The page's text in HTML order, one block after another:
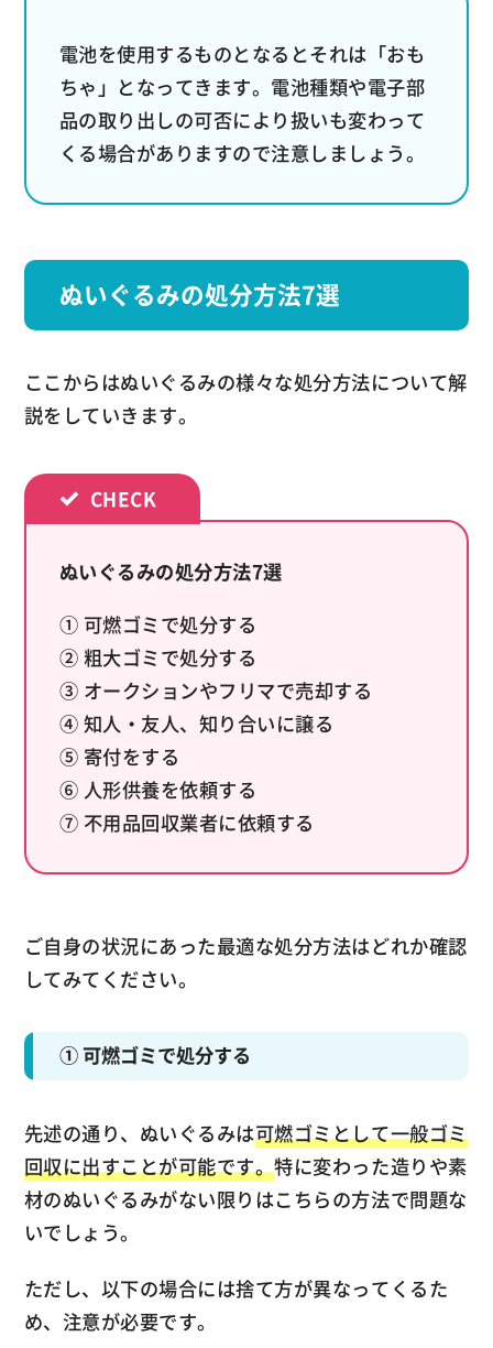
電池を使用するものとなるとそれは「おも
ちゃ」となってきます。電池種類や電子部
品の取り出しの可否により扱いも変わって
くる場合がありますので注意しましょう。
ぬいぐるみの処分方法7選
ここからはぬいぐるみの様々な処分方法について解
説をしていきます。
ぬいぐるみの処分方法7選
① 可燃ゴミで処分する
② 粗大ゴミで処分する
③ オークションやフリマで売却する
④ 知人・友人、知り合いに譲る
⑤ 寄付をする
⑥ 人形供養を依頼する
⑦ 不用品回収業者に依頼する
ご自身の状況にあった最適な処分方法はどれか確認
してみてください。
① 可燃ゴミで処分する
先述の通り、ぬいぐるみは可燃ゴミとして一般ゴミ
回収に出すことが可能です。特に変わった造りや素
材のぬいぐるみがない限りはこちらの方法で問題な
いでしょう。
ただし、以下の場合には捨て方が異なってくるた
め、注意が必要です。